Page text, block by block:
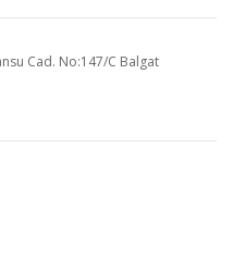
Cad. No:147/C Balgat